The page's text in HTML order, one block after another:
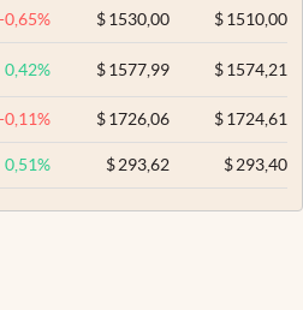
-0,65% $ 1530,00 $1510,00
0,42% $ 1577,99 $1574,21
-0,11% $ 1726,06 $1724,61
0,51% $ 293,62 $293,40